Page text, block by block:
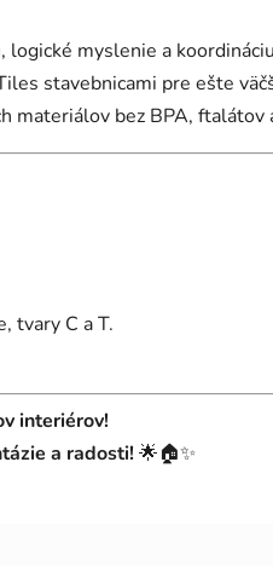
myslenie a
stavebnicami pre ešte
materiálov bez BPA, ftalátov
tvary C a T.
interiérov!
a radosti! 🌟🏠✨